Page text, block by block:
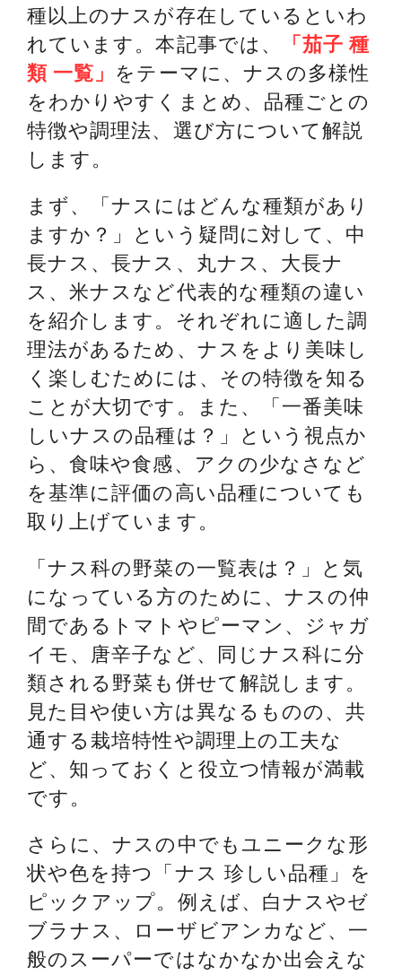
種以上のナスが存在しているといわ
れています。本記事では、
「茄子 種
類 一覧」 をテーマに、ナスの多様性
をわかりやすくまとめ、品種ごとの
特徴や調理法、選び方について解説
します。
まず、「ナスにはどんな種類があり
ますか？」という疑問に対して、中
長ナス、長ナス、丸ナス、大長ナ
ス、米ナスなど代表的な種類の違い
を紹介します。それぞれに適した調
理法があるため、ナスをより美味し
く楽しむためには、その特徴を知る
ことが大切です。また、「一番美味
しいナスの品種は？」という視点か
ら、食味や食感、アクの少なさなど
を基準に評価の高い品種についても
取り上げています。
「ナス科の野菜の一覧表は？」と気
になっている方のために、ナスの仲
間であるトマトやピーマン、ジャガ
イモ、唐辛子など、同じナス科に分
類される野菜も併せて解説します。
見た目や使い方は異なるものの、共
通する栽培特性や調理上の工夫な
ど、知っておくと役立つ情報が満載
です。
さらに、ナスの中でもユニークな形
状や色を持つ「ナス 珍しい品種」を
ピックアップ。例えば、白ナスやゼ
ブラナス、ローザビアンカなど、一
般のスーパーではなかなか出会えな